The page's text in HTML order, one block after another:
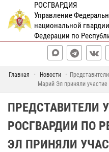
РОСГВАРДИЯ
Управление
национальной
Федерации по
Главная Новости
Марий Эл приняли
ПРЕДСТАВИТЕЛИ
РОСГВАРДИИ ПО
ЭЛ ПРИНЯЛИ